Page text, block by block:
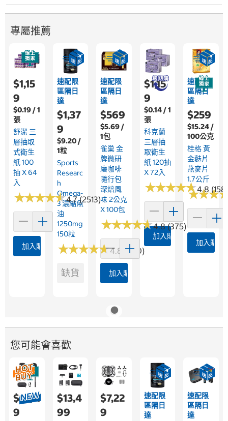
專屬推薦
$1,15
9
$0.19 / 1
張
舒潔 三
層抽取
式衛生
紙 100
抽 X 64
入
★★★★★
★★★★★4.7 (2513)
加入購物車
速配限
區隔日
達
$1,37
9
$9.20 /
1粒
Sports
Researc
H
Omega-
3 濃縮魚
油
1250mg
150粒
★★★★★
★★★★★4.8 (360)
缺貨
速配限
區隔日
達
$569
$5.69 /
1包
雀巢 金
牌微研
磨咖啡
隨行包
深焙風
味 2公克
X 100包
★★★★★
★★★★★4.8 (375)
加入購物車
$1,15
9
$0.14 / 1
張
科克蘭
三層抽
取衛生
紙 120抽
X 72入
★★★★★
★★★★★4.8
加入購物車
速配限
區隔日
達
$259
$15.24 /
100公克
桂格 黃
金麩片
燕麥片
1.7公斤
★★★
★★★
加入購物
您可能會喜歡
$14,11
9
$13,4
99
$7,22
9
速配限
區隔日
達
速配限
區隔日
達